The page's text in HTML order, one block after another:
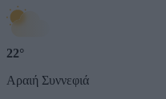
22°
Αραιή Συννεφιά